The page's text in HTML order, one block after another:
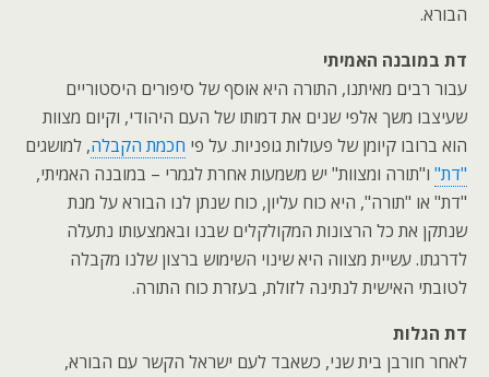
הבורא.
דת במובנה האמיתי
עבור רבים מאיתנו, התורה היא אוסף של סיפורים היסטוריים
שעיצבו משך אלפי שנים את דמותו של העם היהודי, וקיום מצוות
הוא ברובו קיומן של פעולות גופניות. על פי חכמת הקבלה, למושגים
"דת" ו"תורה ומצוות" יש משמעות אחרת לגמרי – במובנה האמיתי,
"דת" או "תורה", היא כוח עליון, כוח שנתן לנו הבורא על מנת
שנתקן את כל הרצונות המקולקלים שבנו ובאמצעותו נתעלה
לדרגתו. עשיית מצווה היא שינוי השימוש ברצון שלנו מקבלה
לטובתי האישית לנתינה לזולת, בעזרת כוח התורה.
דת הגלות
לאחר חורבן בית שני, כשאבד לעם ישראל הקשר עם הבורא,